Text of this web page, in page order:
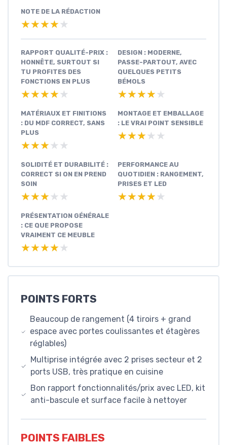
NOTE DE LA RÉDACTION
★★★★★
★★★★★
RAPPORT QUALITÉ-PRIX :
HONNÊTE, SURTOUT SI
TU PROFITES DES
FONCTIONS EN PLUS
★★★★★
★★★★★
DESIGN : MODERNE,
PASSE-PARTOUT, AVEC
QUELQUES PETITS
BÉMOLS
★★★★★
★★★★★
MATÉRIAUX ET FINITIONS
: DU MDF CORRECT, SANS
PLUS
★★★★★
★★★★★
MONTAGE ET EMBALLAGE
: LE VRAI POINT SENSIBLE
★★★★★
★★★★★
SOLIDITÉ ET DURABILITÉ :
CORRECT SI ON EN PREND
SOIN
★★★★★
★★★★★
PERFORMANCE AU
QUOTIDIEN : RANGEMENT,
PRISES ET LED
★★★★★
★★★★★
PRÉSENTATION GÉNÉRALE
: CE QUE PROPOSE
VRAIMENT CE MEUBLE
★★★★★
★★★★★
POINTS FORTS
Beaucoup de rangement (4 tiroirs + grand
espace avec portes coulissantes et étagères
réglables)
Multiprise intégrée avec 2 prises secteur et 2
ports USB, très pratique en cuisine
Bon rapport fonctionnalités/prix avec LED, kit
anti-bascule et surface facile à nettoyer
POINTS FAIBLES